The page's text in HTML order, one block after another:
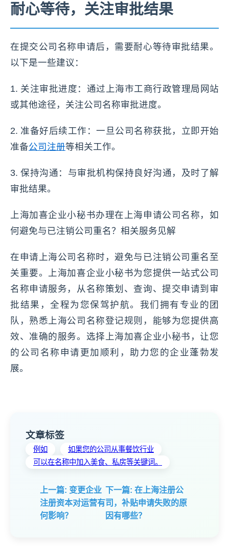
耐心等待，关注审批结果
在提交公司名称申请后，需要耐心等待审批结果。
以下是一些建议：
1. 关注审批进度：通过上海市工商行政管理局网站
或其他途径，关注公司名称审批进度。
2. 准备好后续工作：一旦公司名称获批，立即开始
准备公司注册等相关工作。
3. 保持沟通：与审批机构保持良好沟通，及时了解
审批结果。
上海加喜企业小秘书办理在上海申请公司名称，如
何避免与已注销公司重名？相关服务见解
在申请上海公司名称时，避免与已注销公司重名至
关重要。上海加喜企业小秘书为您提供一站式公司
名称申请服务，从名称策划、查询、提交申请到审
批结果，全程为您保驾护航。我们拥有专业的团
队，熟悉上海公司名称登记规则，能够为您提供高
效、准确的服务。选择上海加喜企业小秘书，让您
的公司名称申请更加顺利，助力您的企业蓬勃发
展。
文章标签
例如
如果您的公司从事餐饮行业
可以在名称中加入美食、私房等关键词。
上一篇: 变更企业
注册资本对运营有
何影响？
下一篇: 在上海注册公
司，补贴申请失败的原
因有哪些？